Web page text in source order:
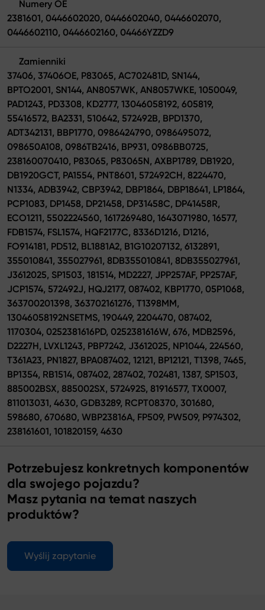
Numery OE
2381601, 0446602020, 0446602040, 0446602070,
0446602110, 0446602160, 04466YZZD9
Zamienniki
37406, 37406OE, P83065, AC702481D, SN144,
BPTO2001, SN144, AN8057WK, AN8057WKE, 1050049,
PAD1243, PD3308, KD2777, 13046058192, 605819,
55416572, BA2331, 510642, 572492B, BPD1370,
ADT342131, BBP1770, 0986424790, 0986495072,
098650A108, 0986TB2416, BP931, 0986BB0725,
238160070410, P83065, P83065N, AXBP1789, DB1920,
DB1920GCT, PA1554, PNT8601, 572492CH, 8224470,
N1334, ADB3942, CBP3942, DBP1864, DBP18641, LP1864,
PCP1083, DP1458, DP21458, DP31458C, DP41458R,
ECO1211, 5502224560, 1617269480, 1643071980, 16577,
FDB1574, FSL1574, HQF2177C, 8336D1216, D1216,
FO914181, PD512, BL1881A2, B1G10207132, 6132891,
355010841, 355027961, 8DB355010841, 8DB355027961,
J3612025, SP1503, 181514, MD2227, JPP257AF, PP257AF,
JCP1574, 572492J, HQJ2177, 087402, KBP1770, 05P1068,
363700201398, 363702161276, T1398MM,
13046058192NSETMS, 190449, 2204470, 087402,
1170304, 0252381616PD, 0252381616W, 676, MDB2596,
D2227H, LVXL1243, PBP7242, J3612025, NP1044, 224560,
T361A23, PN1827, BPA087402, 12121, BP12121, T1398, 7465,
BP1354, RB1514, 087402, 287402, 702481, 1387, SP1503,
885002BSX, 885002SX, 572492S, 81916577, TX0007,
811013031, 4630, GDB3289, RCPT08370, 301680,
598680, 670680, WBP23816A, FP509, PW509, P974302,
238161601, 101820159, 4630
Potrzebujesz konkretnych komponentów
dla swojego pojazdu?
Masz pytania na temat naszych
produktów?
Wyślij zapytanie